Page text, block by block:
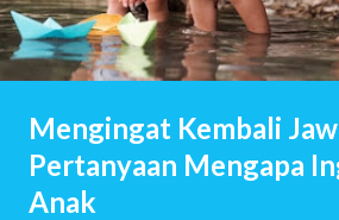
Mengingat Kembali
Pertanyaan Mengapa
Anak